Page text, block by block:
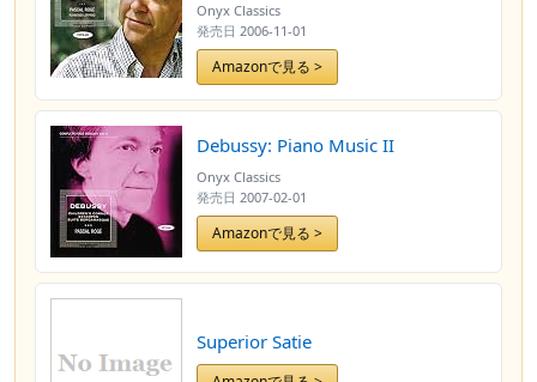
Onyx Classics
発売日 2006-11-01
Amazonで見る >
Debussy: Piano Music II
Onyx Classics
発売日 2007-02-01
Amazonで見る >
Superior Satie